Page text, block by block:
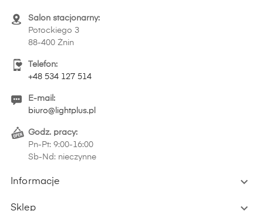
Salon stacjonarny:
Potockiego 3
88-400 Żnin
Telefon:
+48 534 127 514
E-mail:
biuro@lightplus.pl
Godz. pracy:
Pn-Pt: 9:00-16:00
Sb-Nd: nieczynne
Informacje 
Sklep